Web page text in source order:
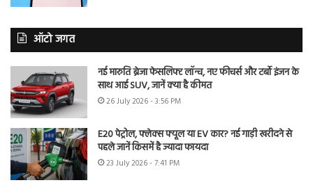
ऑटो जगत
नई मारुति ब्रेजा फेसलिफ्ट लॉन्च, नए फीचर्स और टर्बो इंजन के
साथ आई SUV, जानें क्या है कीमत
26 July 2026 - 3:56 PM
E20 पेट्रोल, फ्लेक्स फ्यूल या EV कार? नई गाड़ी खरीदने से
पहले जानें किसमें है ज्यादा फायदा
23 July 2026 - 7:41 PM